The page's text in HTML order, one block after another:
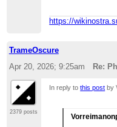
https://
TrameOscure
Apr 20, 2026; 9:25am
Re:
2379 posts
In reply tothis post by